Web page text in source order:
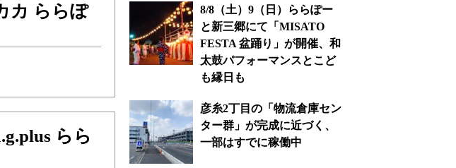
カ ららぽ
らら
8/8（土）9（日）ららぽー
と新三郷にて「MISATO
FESTA 盆踊り」が開催、和
太鼓パフォーマンスとこど
も縁日も
彦糸2丁目の「物流倉庫セン
ター群」が完成に近づく、
一部はすでに稼働中